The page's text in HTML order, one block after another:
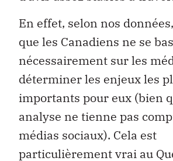
En effet, selon nos
que les Canadiens ne se
nécessairement sur les
déterminer les enjeux les
importants pour eux (bien
analyse ne tienne pas
médias sociaux). Cela est
particulièrement vrai au